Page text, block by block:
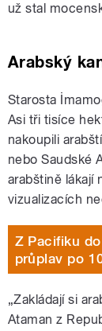
už stal
Arabský
Starosta
Asi tři tisíce
nakoupili
nebo Saudské
arabštině lákají
vizualizacích
Z Pacifiku
průplav po
„Zakládají si
Ataman z